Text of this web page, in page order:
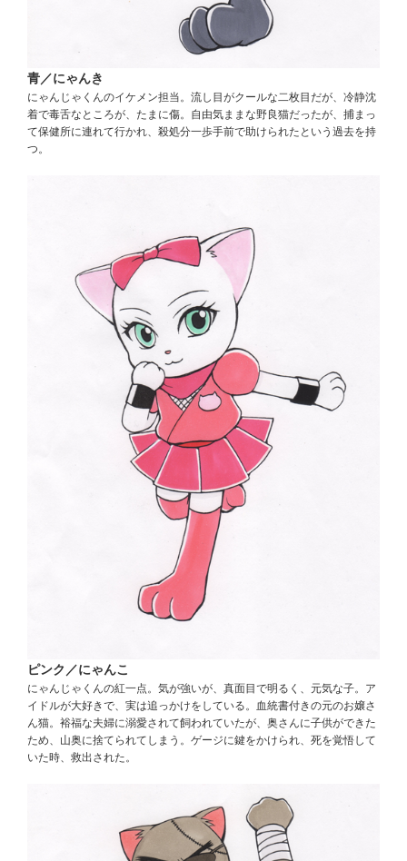
青／にゃんき
にゃんじゃくんのイケメン担当。流し目がクールな二枚目だが、冷静沈
着で毒舌なところが、たまに傷。自由気ままな野良猫だったが、捕まっ
て保健所に連れて行かれ、殺処分一歩手前で助けられたという過去を持
つ。
ピンク／にゃんこ
にゃんじゃくんの紅一点。気が強いが、真面目で明るく、元気な子。ア
イドルが大好きで、実は追っかけをしている。血統書付きの元のお嬢さ
ん猫。裕福な夫婦に溺愛されて飼われていたが、奥さんに子供ができた
ため、山奥に捨てられてしまう。ゲージに鍵をかけられ、死を覚悟して
いた時、救出された。